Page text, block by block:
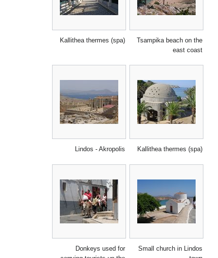
Tsampika beach on the
east coast
Kallithea thermes (spa)
Kallithea thermes (spa)
Lindos - Akropolis
Small church in Lindos
Donkeys used for